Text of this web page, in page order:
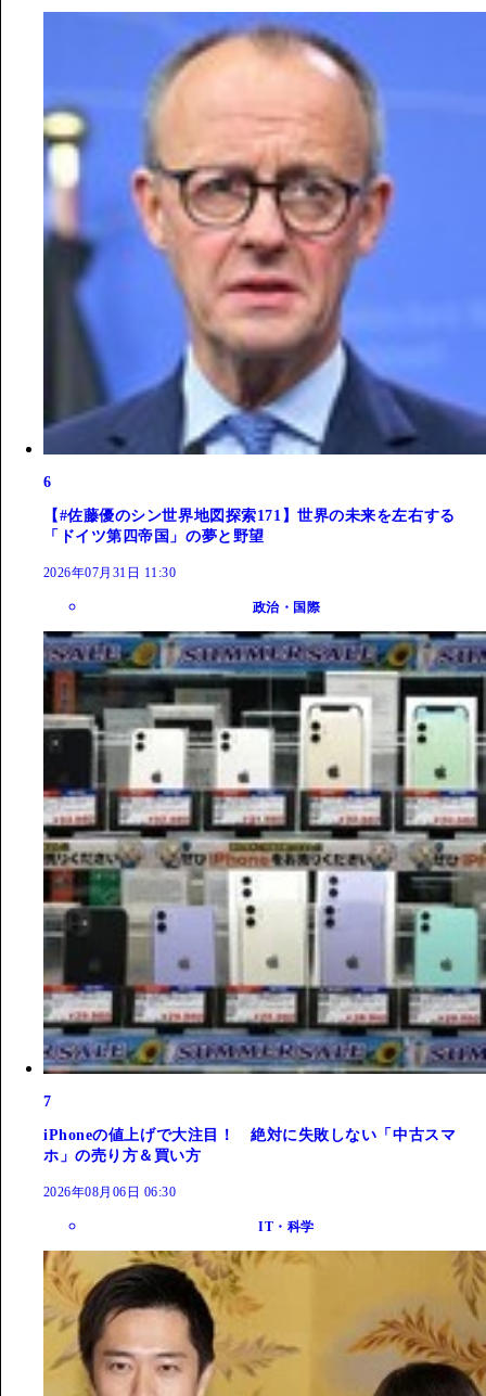
6
【#佐藤優のシン世界地図探索171】世界の未来を左右する
「ドイツ第四帝国」の夢と野望
2026年07月31日 11:30
政治・国際
7
iPhoneの値上げで大注目！ 絶対に失敗しない「中古スマ
ホ」の売り方＆買い方
2026年08月06日 06:30
IT・科学